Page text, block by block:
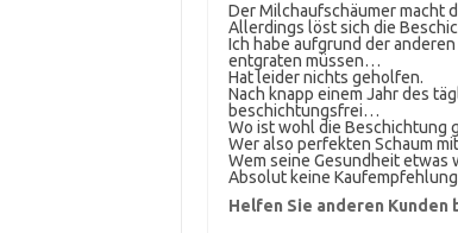
Der Milchaufschäumer macht
Allerdings löst sich die
Ich habe aufgrund der
entgraten müssen…
Hat leider nichts geholfen.
Nach knapp einem Jahr des
beschichtungsfrei…
Wo ist wohl die Beschichtung
Wer also perfekten Schaum
Wem seine Gesundheit
Absolut keine
Helfen Sie anderen Kunden